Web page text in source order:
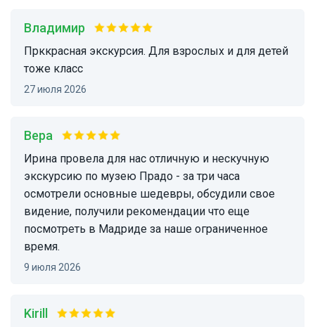
Владимир
Прккрасная экскурсия. Для взрослых и для детей
тоже класс
27 июля 2026
Вера
Ирина провела для нас отличную и нескучную
экскурсию по музею Прадо - за три часа
осмотрели основные шедевры, обсудили свое
видение, получили рекомендации что еще
посмотреть в Мадриде за наше ограниченное
время.
9 июля 2026
Kirill